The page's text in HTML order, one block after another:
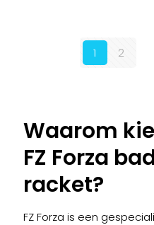
1 2
Waarom
FZ Forza
racket?
FZ Forza is een